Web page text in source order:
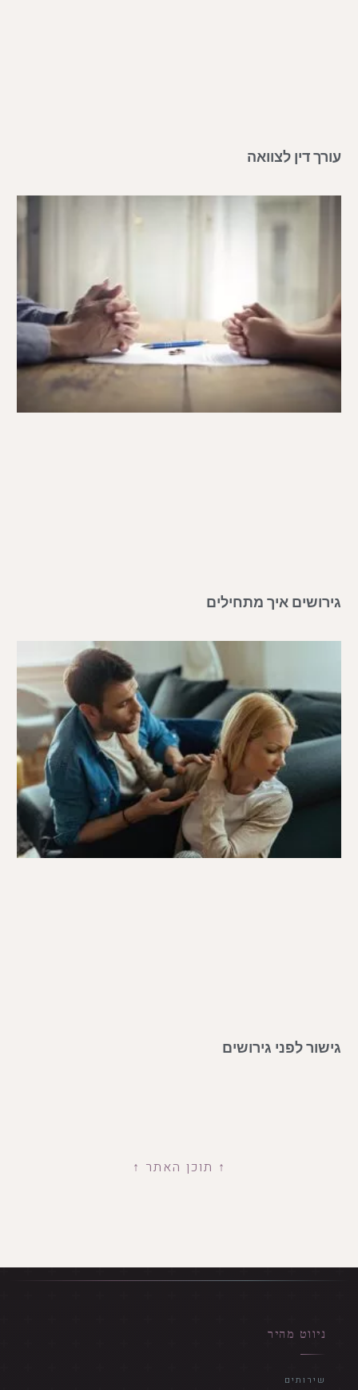
עורך דין לצוואה
גירושים איך מתחילים
גישור לפני גירושים
↑ תוכן האתר ↑
ניווט מהיר
שירותים